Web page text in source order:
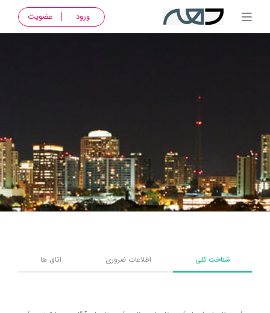
ورود عضویت
شناخت کلی اطلاعات ضروری اتاق ها